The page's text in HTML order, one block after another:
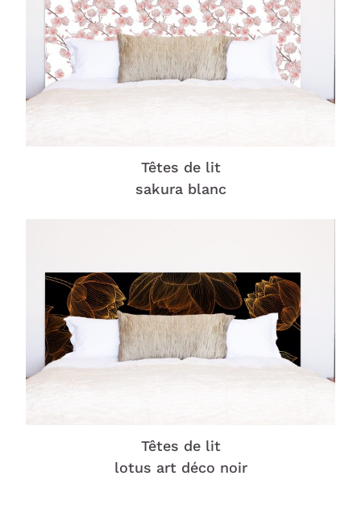
Têtes de lit
sakura blanc
Têtes de lit
lotus art déco noir